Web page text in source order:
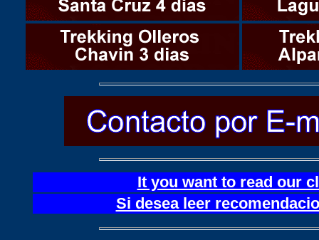
It you want to read our
Si desea leer